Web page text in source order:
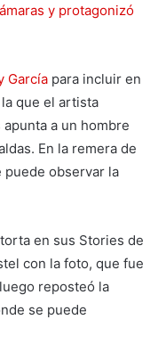
y protagonizó
García para incluir en
que el artista
a un hombre
En la remera de
puede observar la
en sus Stories de
con la foto, que fue
reposteó la
se puede